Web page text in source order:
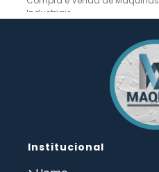
Industriais
Compra e Venda de Máquinas
Dobradeira de Chapa
Dobradeira de Chapas
Dobradeira Hidráulica Usada
Empresa de Compra de
Empresa de Maquinas e
Institucional